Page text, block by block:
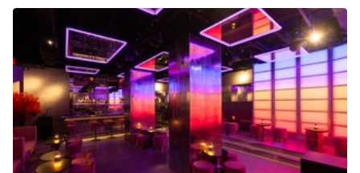
artistico
Servizio
fotografico
Conferenza Meeting Ufficio
Acquista
Condividi
Tipo di spazio